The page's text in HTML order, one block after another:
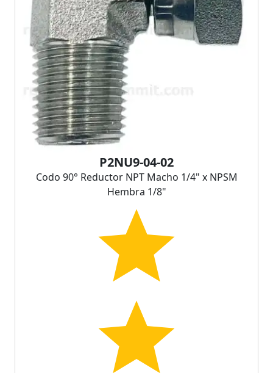
P2NU9-04-02
Codo 90° Reductor NPT Macho 1/4" x NPSM
Hembra 1/8"